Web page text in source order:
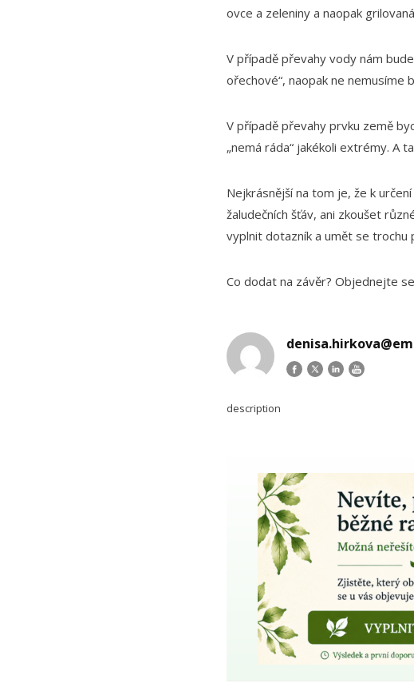
ovce a zeleniny a naopak
V případě převahy vody nám
ořechové“, naopak ne nemusíme
V případě převahy prvku země
„nemá ráda“ jakékoli extrémy. A
Nejkrásnější na tom je, že k
žaludečních šťáv, ani zkoušet
vyplnit dotazník a umět se trochu
Co dodat na závěr? Objednejte
description